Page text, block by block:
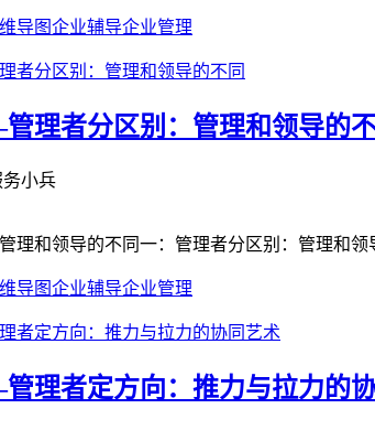
导图企业辅导企业管理
理者分区别：管理和领导的
小兵
理和领导的不同一：管理者分区别：管理和
导图企业辅导企业管理
理者定方向：推力与拉力的